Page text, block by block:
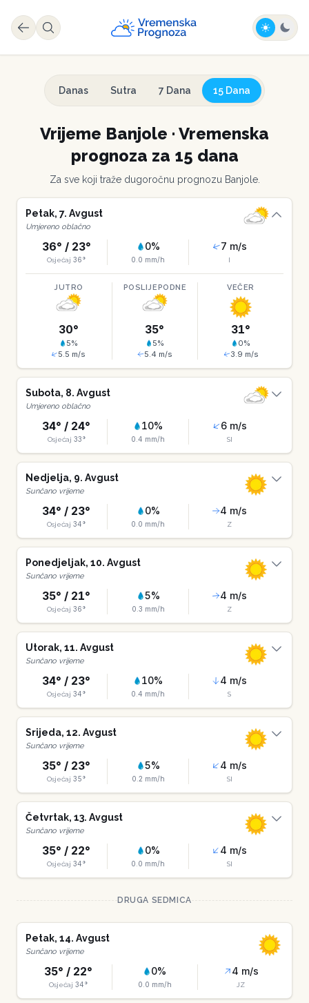
Danas Sutra 7 Dana 15 Dana
Vrijeme Banjole · Vremenska
prognoza za 15 dana
Za sve koji traže dugoročnu prognozu Banjole.
Petak, 7. Avgust
Umjereno oblačno
36° / 23°
Osjećaj 36°
0%
0.0 mm/h
7 m/s
I
JUTRO
30°
5%
5.5 m/s
POSLIJEPODNE
35°
5%
5.4 m/s
VEČER
31°
0%
3.9 m/s
Subota, 8. Avgust
Umjereno oblačno
34° / 24°
Osjećaj 33°
10%
0.4 mm/h
6m/s
SI
Nedjelja, 9. Avgust
Sunčano vrijeme
34° / 23°
Osjećaj 34°
0%
0.0 mm/h
4 m/s
Z
Ponedjeljak, 10. Avgust
Sunčano vrijeme
35° / 21°
Osjećaj 36°
5%
0.3 mm/h
4 m/s
Z
Utorak, 11. Avgust
Sunčano vrijeme
34° / 23°
Osjećaj 34°
10%
0.4 mm/h
4 m/s
S
Srijeda, 12. Avgust
Sunčano vrijeme
35° / 23°
Osjećaj 35°
5%
0.2 mm/h
4 m/s
SI
Četvrtak, 13. Avgust
Sunčano vrijeme
35° / 22°
Osjećaj 34°
0%
0.0 mm/h
4 m/s
SI
DRUGA SEDMICA
Petak, 14. Avgust
Sunčano vrijeme
35° / 22°
Osjećaj 34°
0%
0.0 mm/h
4 m/s
JZ